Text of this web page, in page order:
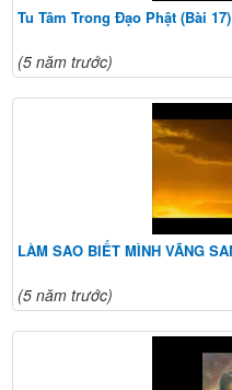
Tu Tâm Trong Đạo Phật (Bài
(5 năm trước)
LÀM SAO BIẾT MÌNH VÃNG
(5 năm trước)